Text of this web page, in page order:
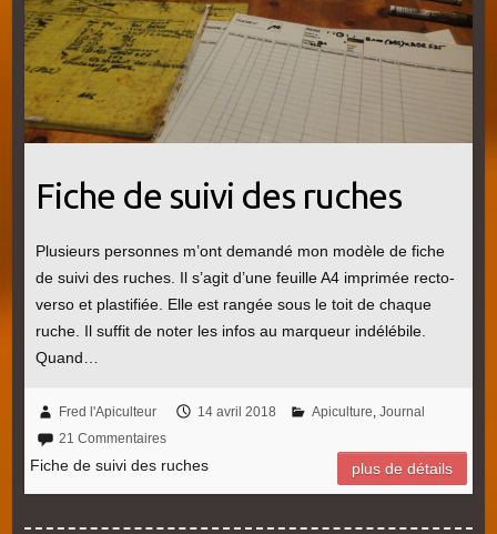
Fiche de suivi des ruches
Plusieurs personnes m’ont demandé mon modèle de fiche
de suivi des ruches. Il s’agit d’une feuille A4 imprimée recto-
verso et plastifiée. Elle est rangée sous le toit de chaque
ruche. Il suffit de noter les infos au marqueur indélébile.
Quand…
Fred l'Apiculteur 14 avril 2018 Apiculture, Journal
21 Commentaires
Fiche de suivi des ruches plus de détails